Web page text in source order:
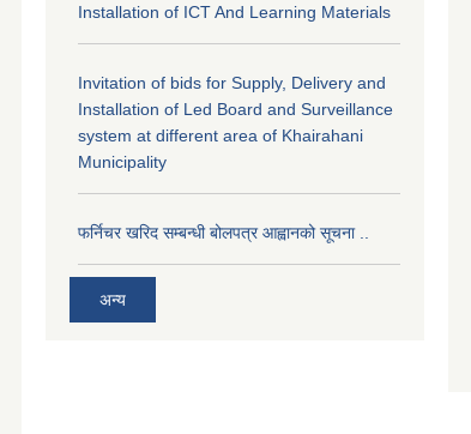
Installation of ICT And Learning Materials
Invitation of bids for Supply, Delivery and
Installation of Led Board and Surveillance
system at different area of Khairahani
Municipality
फर्निचर खरिद सम्बन्धी बोलपत्र आह्वानको सूचना ..
अन्य